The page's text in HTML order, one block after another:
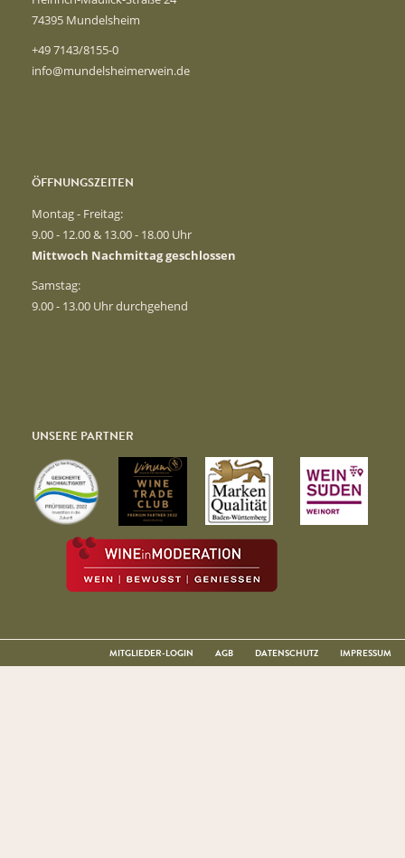
74395 Mundelsheim
+49 7143/8155-0
info@mundelsheimerwein.de
ÖFFNUNGSZEITEN
Montag - Freitag:
9.00 - 12.00 & 13.00 - 18.00 Uhr
Mittwoch Nachmittag geschlossen
Samstag:
9.00 - 13.00 Uhr durchgehend
UNSERE PARTNER
MITGLIEDER-LOGIN AGB DATENSCHUTZ IMPRESSUM